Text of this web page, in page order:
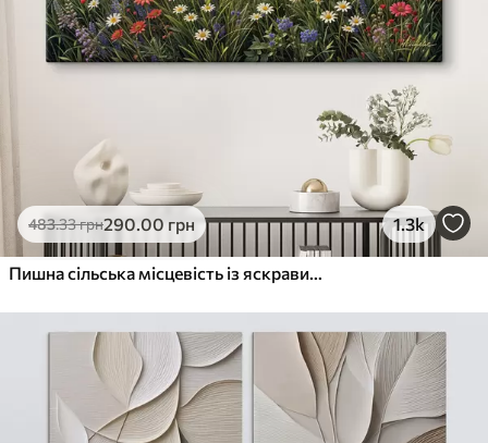
483.33грн290.00 грн 1.3k
Пишна сільська місцевість із яскравим лугом диких квітів, наповненим різнокольоровими квітами під хмарним небом